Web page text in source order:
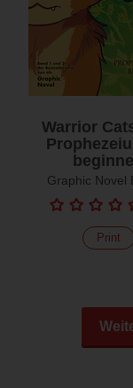
Warrior
Graphic Novel
Print